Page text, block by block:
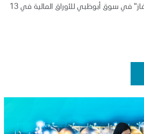
تم إدراج أسهم "أدنوك للغاز" في سوق أبوظبي للأوراق المالية في 13